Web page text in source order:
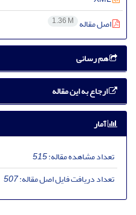
اصل مقاله 1.36 M
هم رسانی
ارجاع به این مقاله
آمار
تعداد مشاهده مقاله:515
تعداد دریافت فایل اصل مقاله:507